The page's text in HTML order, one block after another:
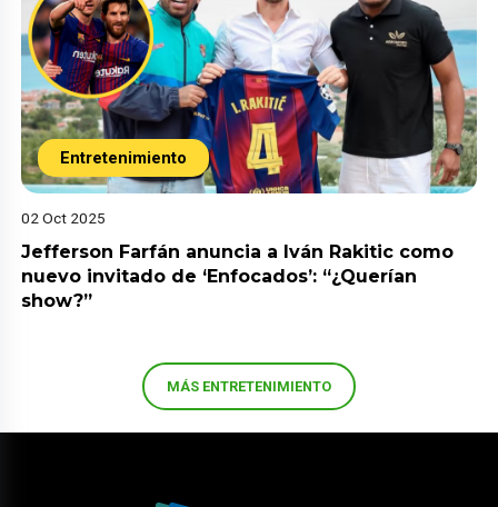
Entretenimiento
02 Oct 2025
Jefferson Farfán anuncia a Iván Rakitic como
nuevo invitado de ‘Enfocados’: “¿Querían
show?”
MÁS ENTRETENIMIENTO